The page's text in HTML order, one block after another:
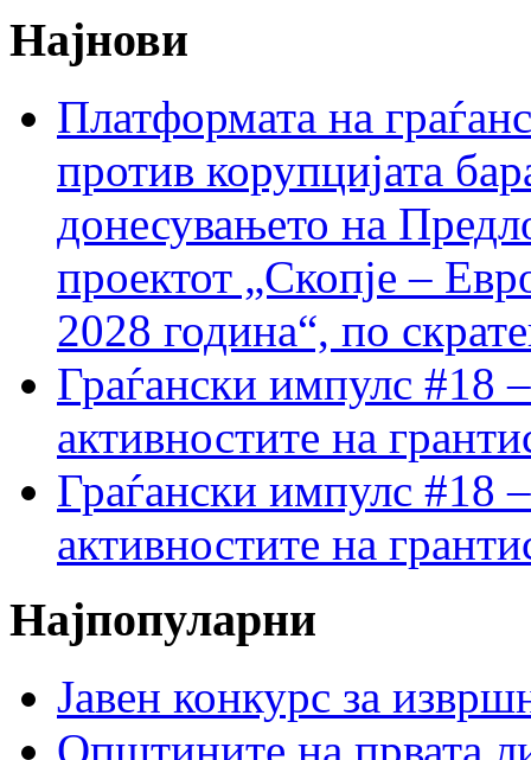
Најнови
Платформата на
против корупцијата
донесувањето на
проектот „Скопје –
2028 година“, по
Граѓански импулс #18
активностите на
Граѓански импулс #18
активностите на
Најпопуларни
Јавен конкурс за